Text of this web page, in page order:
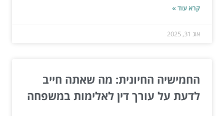
קרא עוד »
אוג 31, 2025
החמישיה החיונית: מה שאתה חייב
לדעת על עורך דין לאלימות במשפחה